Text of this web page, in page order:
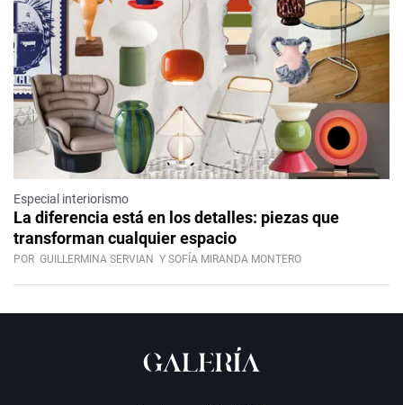
Especial interiorismo
La diferencia está en los detalles: piezas que
transforman cualquier espacio
POR GUILLERMINA SERVIAN Y SOFÍA MIRANDA MONTERO